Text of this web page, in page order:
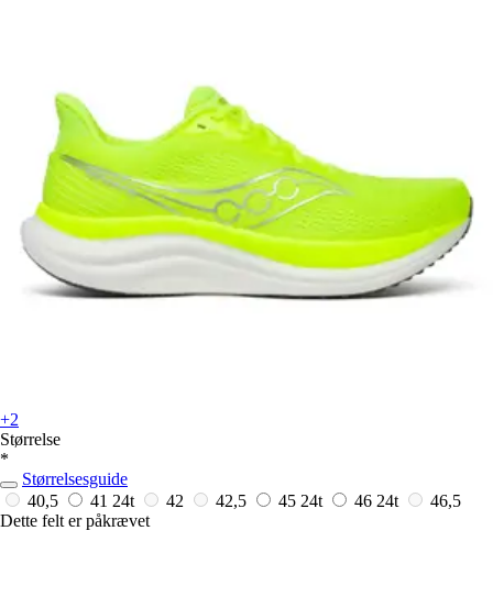
+2
Størrelse
*
Størrelsesguide
40,5
41 24t 42 42,5 45 24t 46 24t
46,5
Dette felt er påkrævet